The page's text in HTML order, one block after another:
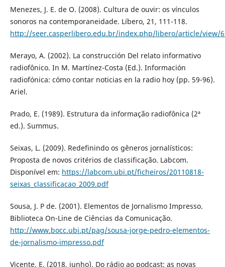
Menezes, J. E. de O. (2008). Cultura de ouvir: os vínculos
sonoros na contemporaneidade. Líbero, 21, 111-118.
http://seer.casperlibero.edu.br/index.php/libero/article/view/
Merayo, A. (2002). La construcción Del relato informativo
radiofônico. In M. Martínez-Costa (Ed.). Información
radiofónica: cómo contar noticias en la radio hoy (pp. 59-96).
Ariel.
Prado, E. (1989). Estrutura da informação radiofônica (2ª
ed.). Summus.
Seixas, L. (2009). Redefinindo os gêneros jornalísticos:
Proposta de novos critérios de classificação. Labcom.
Disponível em: https://labcom.ubi.pt/ficheiros/20110818-
seixas_classificacao_2009.pdf
Sousa, J. P de. (2001). Elementos de Jornalismo Impresso.
Biblioteca On-Line de Ciências da Comunicação.
http://www.bocc.ubi.pt/pag/sousa-jorge-pedro-elementos-
de-jornalismo-impresso.pdf
Vicente, E. (2018, junho). Do rádio ao podcast: as novas